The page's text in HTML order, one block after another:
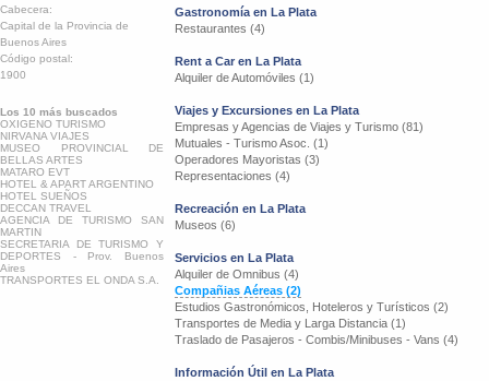
Cabecera:
Capital de la Provincia de
Buenos Aires
Código postal:
1900
Los 10 más buscados
OXIGENO TURISMO
NIRVANA VIAJES
MUSEO PROVINCIAL DE
BELLAS ARTES
MATARO EVT
HOTEL & APART ARGENTINO
HOTEL SUEÑOS
DECCAN TRAVEL
AGENCIA DE TURISMO SAN
MARTIN
SECRETARIA DE TURISMO Y
DEPORTES - Prov. Buenos
Aires
TRANSPORTES EL ONDA S.A.
Gastronomía en La Plata
Restaurantes (4)
Rent a Car en La Plata
Alquiler de Automóviles (1)
Viajes y Excursiones en La Plata
Empresas y Agencias de Viajes y Turismo (81)
Mutuales - Turismo Asoc. (1)
Operadores Mayoristas (3)
Representaciones (4)
Recreación en La Plata
Museos (6)
Servicios en La Plata
Alquiler de Omnibus (4)
Compañias Aéreas (2)
Estudios Gastronómicos, Hoteleros y Turísticos (2)
Transportes de Media y Larga Distancia (1)
Traslado de Pasajeros - Combis/Minibuses - Vans (4)
Información Útil en La Plata